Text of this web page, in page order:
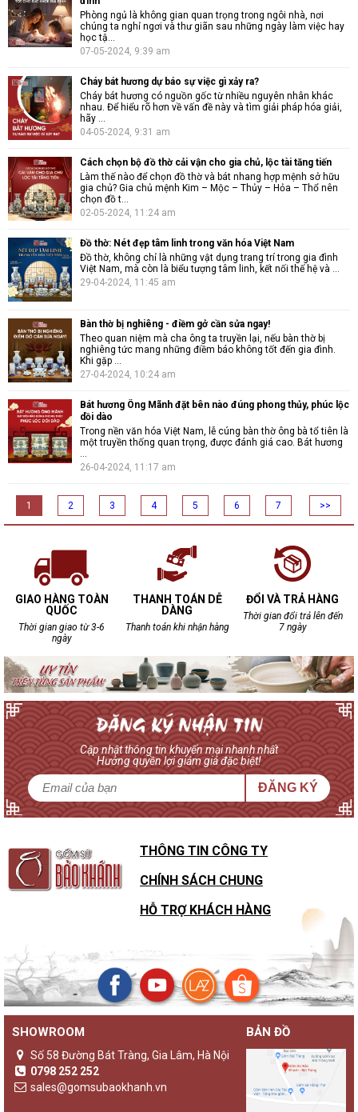
Phòng ngủ là không gian quan trọng trong ngôi nhà, nơi
chúng ta nghỉ ngơi và thư giãn sau những ngày làm việc hay
học tậ...
07-05-2024, 9:39 am
Cháy bát hương dự báo sự việc gì xảy ra?
Cháy bát hương có nguồn gốc từ nhiều nguyên nhân khác
nhau. Để hiểu rõ hơn về vấn đề này và tìm giải pháp hóa giải,
hãy ...
04-05-2024, 9:31 am
Cách chọn bộ đồ thờ cải vận cho gia chủ, lộc tài tăng tiến
Làm thế nào để chọn đồ thờ và bát nhang hợp mệnh sở hữu
gia chủ? Gia chủ mệnh Kim – Mộc – Thủy – Hỏa – Thổ nên
chọn đồ t...
02-05-2024, 11:24 am
Đồ thờ: Nét đẹp tâm linh trong văn hóa Việt Nam
Đồ thờ, không chỉ là những vật dụng trang trí trong gia đình
Việt Nam, mà còn là biểu tượng tâm linh, kết nối thế hệ và ...
29-04-2024, 11:45 am
Bàn thờ bị nghiêng - điềm gở cần sửa ngay!
Theo quan niệm mà cha ông ta truyền lại, nếu bàn thờ bị
nghiêng tức mang những điềm báo không tốt đến gia đình.
Khi gặp ...
27-04-2024, 10:24 am
Bát hương Ông Mãnh đặt bên nào đúng phong thủy, phúc lộc
dồi dào
Trong nền văn hóa Việt Nam, lễ cúng bàn thờ ông bà tổ tiên là
một truyền thống quan trọng, được đánh giá cao. Bát hương
...
26-04-2024, 11:17 am
1 2 3 4 5 6 7 >>
GIAO HÀNG TOÀN
QUỐC
Thời gian giao từ 3-6
ngày
THANH TOÁN DỄ
DÀNG
Thanh toán khi nhận hàng
ĐỔI VÀ TRẢ HÀNG
Thời gian đổi trả lên đến
7 ngày
Cập nhật thông tin khuyến mại nhanh nhất
Hưởng quyền lợi giảm giá đặc biệt!
ĐĂNG KÝ
THÔNG TIN CÔNG TY
CHÍNH SÁCH CHUNG
HỖ TRỢ KHÁCH HÀNG
SHOWROOM
Số 58 Đường Bát Tràng, Gia Lâm, Hà Nội
0798 252 252
sales@gomsubaokhanh.vn
BẢN ĐỒ